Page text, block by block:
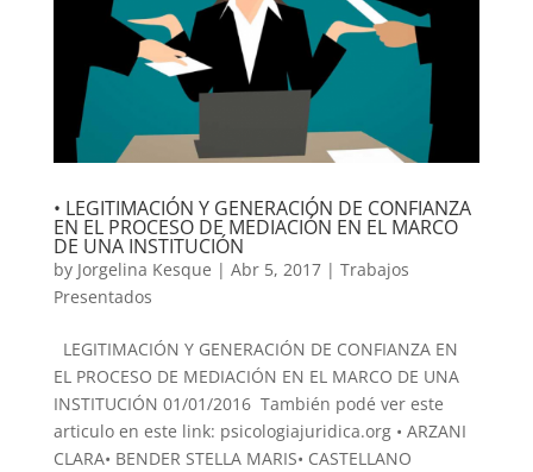
• LEGITIMACIÓN Y GENERACIÓN DE CONFIANZA
EN EL PROCESO DE MEDIACIÓN EN EL MARCO
DE UNA INSTITUCIÓN
by Jorgelina Kesque | Abr 5, 2017| Trabajos
Presentados
LEGITIMACIÓN Y GENERACIÓN DE CONFIANZA EN
EL PROCESO DE MEDIACIÓN EN EL MARCO DE UNA
INSTITUCIÓN 01/01/2016 También podé ver este
articulo en este link: psicologiajuridica.org • ARZANI
CLARA• BENDER STELLA MARIS• CASTELLANO